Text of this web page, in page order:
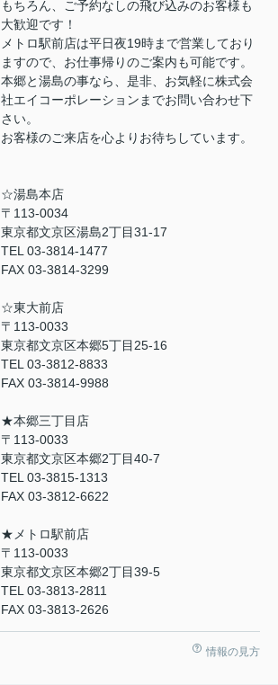
もちろん、ご予約なしの飛び込みのお客様も
大歓迎です！
メトロ駅前店は平日夜19時まで営業しており
ますので、お仕事帰りのご案内も可能です。
本郷と湯島の事なら、是非、お気軽に株式会
社エイコーポレーションまでお問い合わせ下
さい。
お客様のご来店を心よりお待ちしています。
☆湯島本店
〒113-0034
東京都文京区湯島2丁目31-17
TEL 03-3814-1477
FAX 03-3814-3299
☆東大前店
〒113-0033
東京都文京区本郷5丁目25-16
TEL 03-3812-8833
FAX 03-3814-9988
★本郷三丁目店
〒113-0033
東京都文京区本郷2丁目40-7
TEL 03-3815-1313
FAX 03-3812-6622
★メトロ駅前店
〒113-0033
東京都文京区本郷2丁目39-5
TEL 03-3813-2811
FAX 03-3813-2626
情報の見方